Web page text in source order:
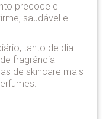
precoce e
saudável e
tanto de dia
fragrância
de skincare mais